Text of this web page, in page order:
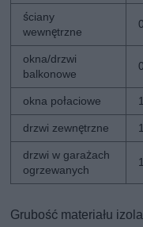
ściany
wewnętrzne
okna/drzwi
balkonowe
okna połaciowe
drzwi zewnętrzne
drzwi w garażach
ogrzewanych
Grubość materiału